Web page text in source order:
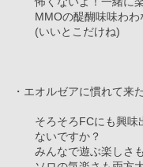
MMOの醍醐味味わわ
(いいとこだけね)
・エオルゼアに慣れて来
そろそろFCにも興
ないですか？
みんなで遊ぶ楽しさも